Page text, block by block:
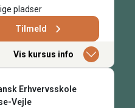
pladser
Tilmeld
Vis kursus info
Erhvervsskole
Vejle